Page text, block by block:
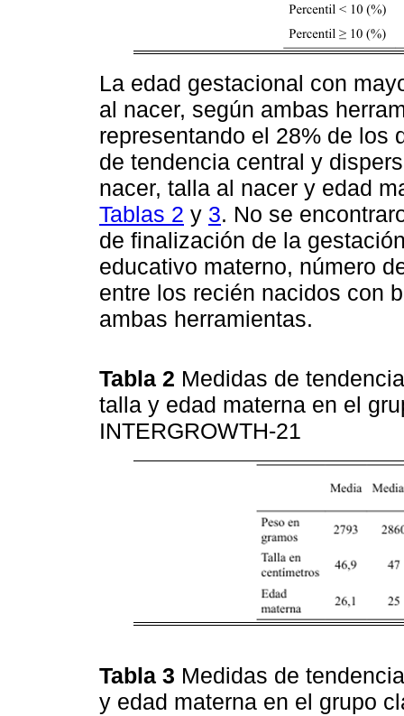
La edad gestacional con
al nacer, según ambas
representando el 28% de los
de tendencia central y
nacer, talla al nacer y edad
Tablas 2 y 3. No se
de finalización de la
educativo materno, número
entre los recién nacidos con
ambas herramientas.
Tabla 2 Medidas de
talla y edad materna en el
INTERGROWTH-21
Tabla 3 Medidas de
y edad materna en el grupo